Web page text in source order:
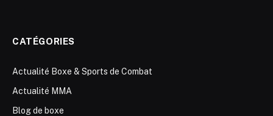
CATÉGORIES
Actualité Boxe & Sports de Combat
Actualité MMA
Blog de boxe